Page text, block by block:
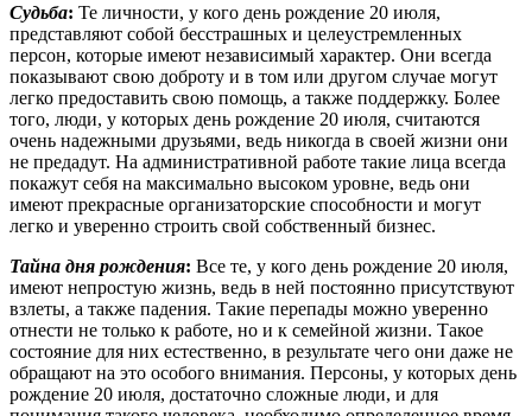
Судьба: Те личности, у кого день рождение 20 июля,
представляют собой бесстрашных и целеустремленных
персон, которые имеют независимый характер. Они всегда
показывают свою доброту и в том или другом случае могут
легко предоставить свою помощь, а также поддержку. Более
того, люди, у которых день рождение 20 июля, считаются
очень надежными друзьями, ведь никогда в своей жизни они
не предадут. На административной работе такие лица всегда
покажут себя на максимально высоком уровне, ведь они
имеют прекрасные организаторские способности и могут
легко и уверенно строить свой собственный бизнес.
Тайна дня рождения: Все те, у кого день рождение 20 июля,
имеют непростую жизнь, ведь в ней постоянно присутствуют
взлеты, а также падения. Такие перепады можно уверенно
отнести не только к работе, но и к семейной жизни. Такое
состояние для них естественно, в результате чего они даже не
обращают на это особого внимания. Персоны, у которых день
рождение 20 июля, достаточно сложные люди, и для